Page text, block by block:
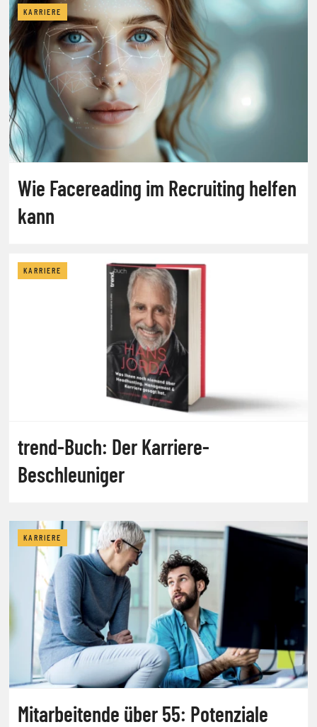
KARRIERE
Wie Facereading im Recruiting helfen
kann
KARRIERE
trend-Buch: Der Karriere-
Beschleuniger
KARRIERE
Mitarbeitende über 55: Potenziale